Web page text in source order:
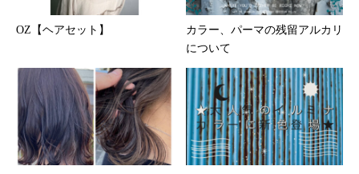
OZ【ヘアセット】
カラー、パーマの残留アルカリ
について